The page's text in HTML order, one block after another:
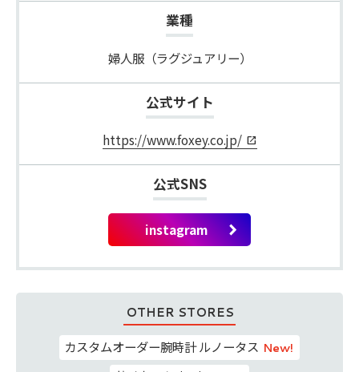
業種
婦人服（ラグジュアリー）
公式サイト
https://www.foxey.co.jp/
公式SNS
OTHER STORES
カスタムオーダー腕時計 ルノータス New!